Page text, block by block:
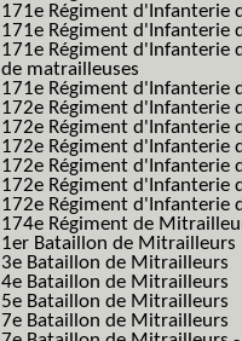
171e Régiment d'Infanterie
171e Régiment d'Infanterie
171e Régiment d'Infanterie
de matrailleuses
171e Régiment d'Infanterie
172e Régiment d'Infanterie
172e Régiment d'Infanterie
172e Régiment d'Infanterie
172e Régiment d'Infanterie
172e Régiment d'Infanterie
172e Régiment d'Infanterie
174e Régiment de
1er Bataillon de Mitrailleurs
3e Bataillon de Mitrailleurs
4e Bataillon de Mitrailleurs
5e Bataillon de Mitrailleurs
7e Bataillon de Mitrailleurs